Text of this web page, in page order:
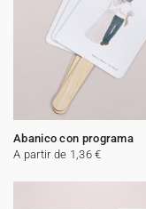
Abanico con programa
A partir de 1,36 €